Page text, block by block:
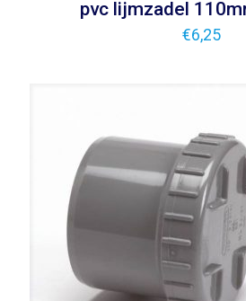
pvc lijmzadel
€6,25